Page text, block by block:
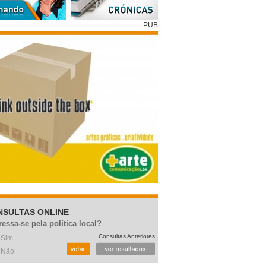
PUB
ONLINE
se pela política local?
Sim
Não
Consultas Anteriores